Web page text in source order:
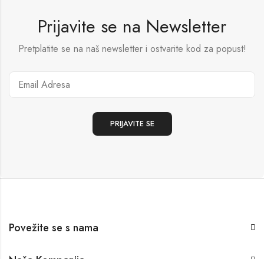
Prijavite se na Newsletter
Pretplatite se na naš newsletter i ostvarite kod za popust!
Povežite se s nama